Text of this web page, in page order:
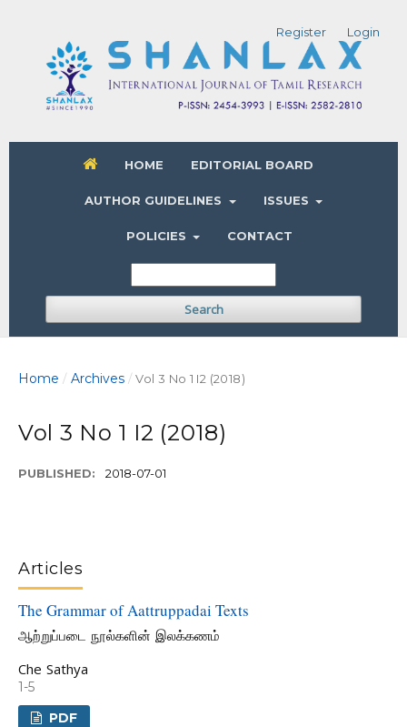
HOME EDITORIAL BOARD
AUTHOR GUIDELINES ISSUES
POLICIES CONTACT
Search
Register Login
Home / Archives / Vol 3 No 1 I2 (2018)
Vol 3 No 1 I2 (2018)
PUBLISHED: 2018-07-01
Articles
The Grammar of Aattruppadai Texts
ஆற்றுப்படை நூல்களின் இலக்கணம்
Che Sathya
1-5
PDF